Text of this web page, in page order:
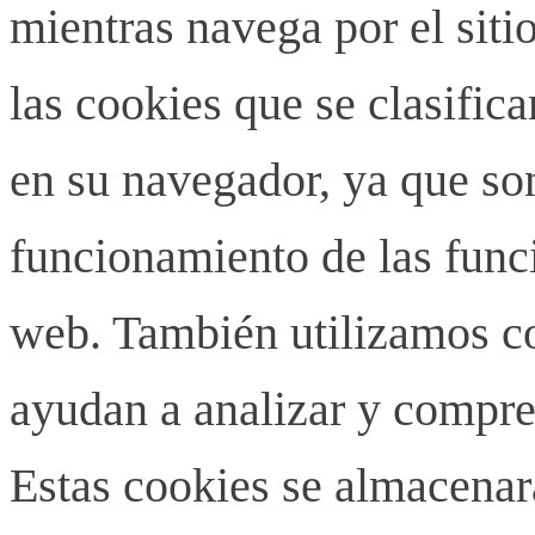
mientras navega por el
las cookies que se
en su navegador, ya que
funcionamiento de las
web. También utilizamos
ayudan a analizar y
Estas cookies se